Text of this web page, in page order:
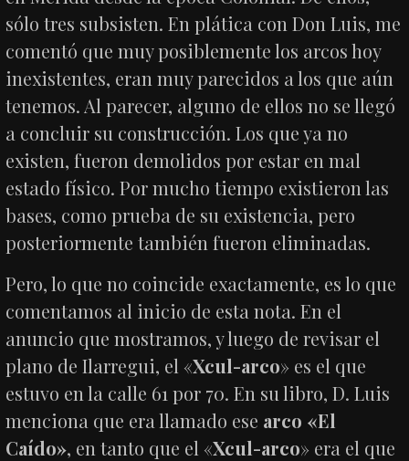
sólo tres subsisten. En plática con Don Luis, me
comentó que muy posiblemente los arcos hoy
inexistentes, eran muy parecidos a los que aún
tenemos. Al parecer, alguno de ellos no se llegó
a concluir su construcción. Los que ya no
existen, fueron demolidos por estar en mal
estado físico. Por mucho tiempo existieron las
bases, como prueba de su existencia, pero
posteriormente también fueron eliminadas.
Pero, lo que no coincide exactamente, es lo que
comentamos al inicio de esta nota. En el
anuncio que mostramos, y luego de revisar el
plano de Ilarregui, el «Xcul-arco» es el que
estuvo en la calle 61 por 70. En su libro, D. Luis
menciona que era llamado ese arco «El
Caído», en tanto que el «Xcul-arco» era el que